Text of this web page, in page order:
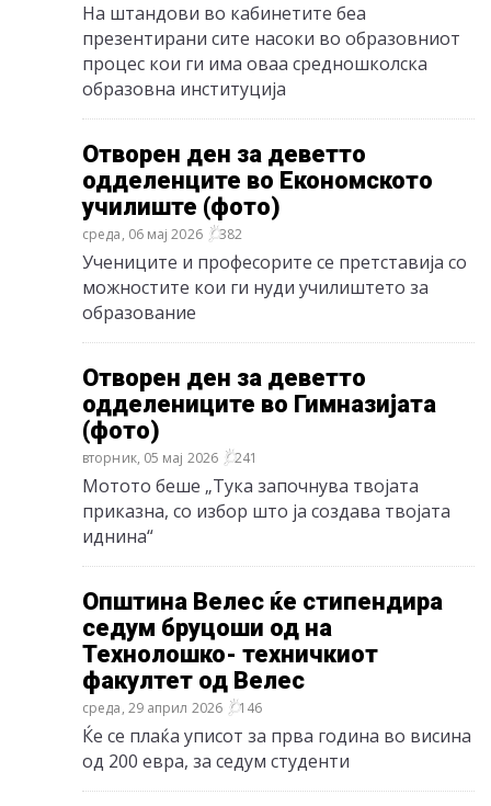
На штандови во кабинетите беа
презентирани сите насоки во образовниот
процес кои ги има оваа средношколска
образовна институција
Отворен ден за деветто
одделенците во Економското
училиште (фото)
среда, 06 мај 2026 382
Учениците и професорите се претставија со
можностите кои ги нуди училиштето за
образование
Отворен ден за деветто
одделениците во Гимназијата
(фото)
вторник, 05 мај 2026 241
Мотото беше „Тука започнува твојата
приказна, со избор што ја создава твојата
иднина“
Општина Велес ќе стипендира
седум бруцоши од на
Технолошко- техничкиот
факултет од Велес
среда, 29 април 2026 146
Ќе се плаќа уписот за прва година во висина
од 200 евра, за седум студенти